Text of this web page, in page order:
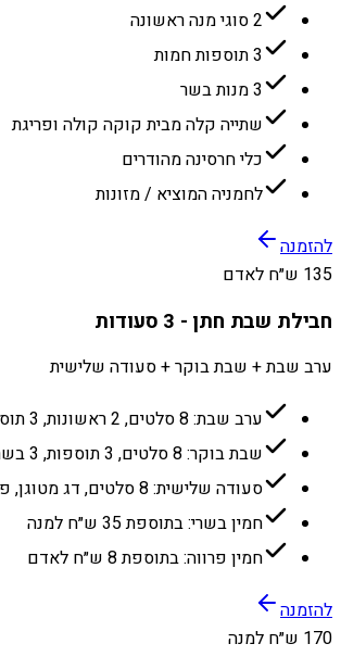
2 סוגי מנה ראשונה
3 תוספות חמות
3 מנות בשר
שתייה קלה מבית קוקה קולה ופריגת
כלי חרסינה מהודרים
לחמניה המוציא / מזונות
להזמנה
135 ש״ח לאדם
חבילת שבת חתן - 3 סעודות
ערב שבת + שבת בוקר + סעודה שלישית
ערב שבת: 8 סלטים, 2 ראשונות, 3 תוספות, 3 בשרים
שבת בוקר: 8 סלטים, 3 תוספות, 3 בשרים
סעודה שלישית: 8 סלטים, דג מטוגן, פשטידת השף
חמין בשרי: בתוספת 35 ש״ח למנה
חמין פרווה: בתוספת 8 ש״ח לאדם
להזמנה
170 ש״ח למנה